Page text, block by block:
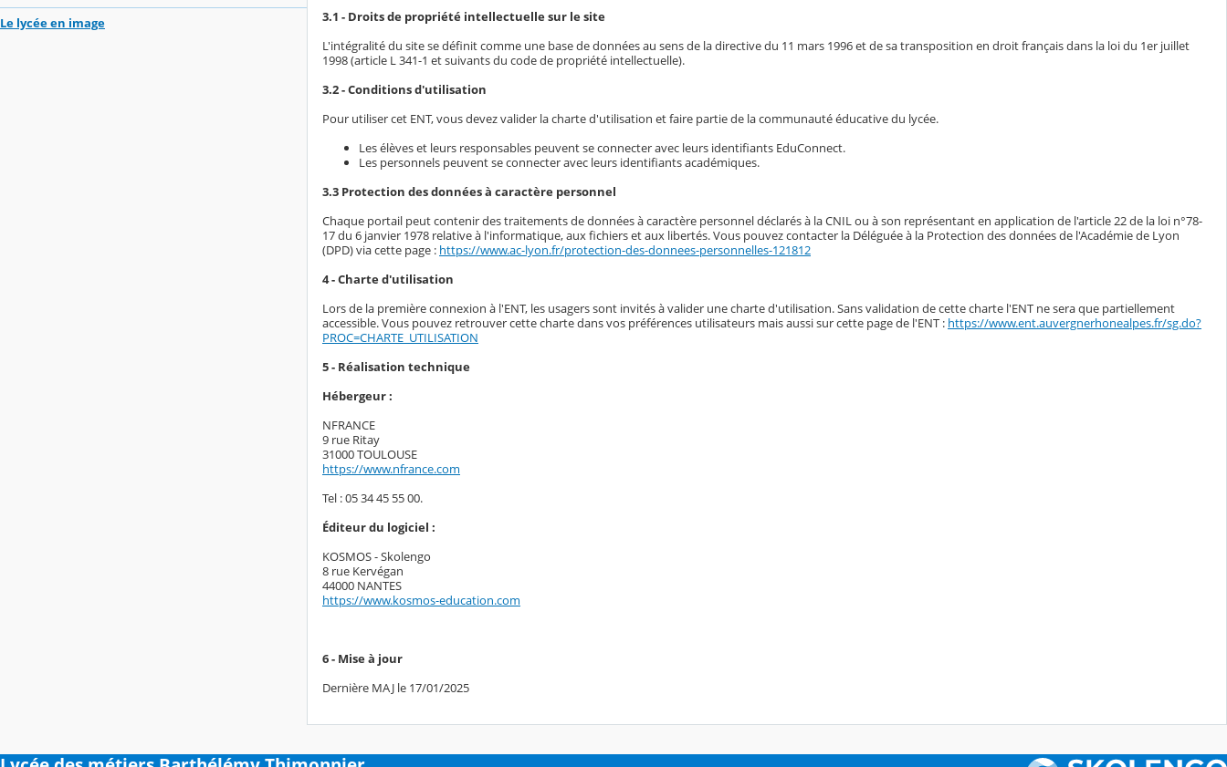
Le lycée en image
3.1 - Droits de propriété intellectuelle sur le site
L'intégralité du site se définit comme une base de données au sens de la directive du 11 mars 1996 et de sa transposition en droit français dans la loi du 1er juillet
1998 (article L 341-1 et suivants du code de propriété intellectuelle).
3.2 - Conditions d'utilisation
Pour utiliser cet ENT, vous devez valider la charte d'utilisation et faire partie de la communauté éducative du lycée.
Les élèves et leurs responsables peuvent se connecter avec leurs identifiants EduConnect.
Les personnels peuvent se connecter avec leurs identifiants académiques.
3.3 Protection des données à caractère personnel
Chaque portail peut contenir des traitements de données à caractère personnel déclarés à la CNIL ou à son représentant en application de l'article 22 de la loi n°78-
17 du 6 janvier 1978 relative à l'informatique, aux fichiers et aux libertés. Vous pouvez contacter la Déléguée à la Protection des données de l'Académie de Lyon
(DPD) via cette page : https://www.ac-lyon.fr/protection-des-donnees-personnelles-121812
4 - Charte d'utilisation
Lors de la première connexion à l'ENT, les usagers sont invités à valider une charte d'utilisation. Sans validation de cette charte l'ENT ne sera que partiellement
accessible. Vous pouvez retrouver cette charte dans vos préférences utilisateurs mais aussi sur cette page de l'ENT : https://www.ent.auvergnerhonealpes.fr/sg.do?
PROC=CHARTE_UTILISATION
5 - Réalisation technique
Hébergeur :
NFRANCE
9 rue Ritay
31000 TOULOUSE
https://www.nfrance.com
Tel : 05 34 45 55 00.
Éditeur du logiciel :
KOSMOS - Skolengo
8 rue Kervégan
44000 NANTES
https://www.kosmos-education.com
6 - Mise à jour
Dernière MAJ le 17/01/2025